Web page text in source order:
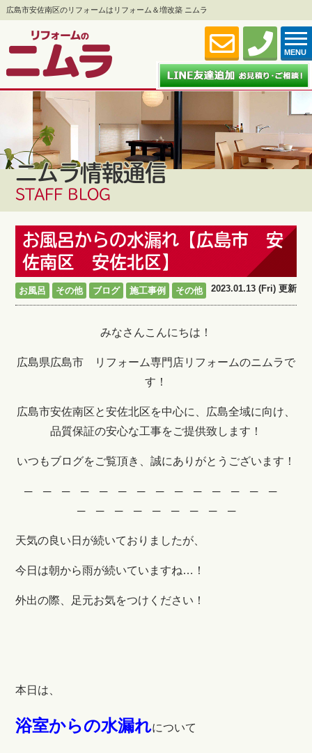
広島市安佐南区のリフォームはリフォーム＆増改築 ニムラ
MENU
ニムラ情報通信
STAFF BLOG
お風呂からの水漏れ【広島市 安
佐南区 安佐北区】
お風呂 その他 ブログ 施工事例 その他 2023.01.13 (Fri) 更新
みなさんこんにちは！
広島県広島市 リフォーム専門店リフォームのニムラで
す！
広島市安佐南区と安佐北区を中心に、広島全域に向け、
品質保証の安心な工事をご提供致します！
いつもブログをご覧頂き、誠にありがとうございます！
─ ─ ─ ─ ─ ─ ─ ─ ─ ─ ─ ─ ─ ─
─ ─ ─ ─ ─ ─ ─ ─ ─
天気の良い日が続いておりましたが、
今日は朝から雨が続いていますね…！
外出の際、足元お気をつけください！
本日は、
浴室からの水漏れについて